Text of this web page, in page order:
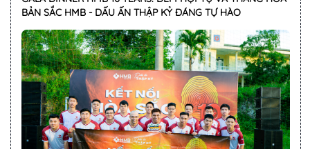
BẢN SẮC HMB - DẤU ẤN THẬP KỶ ĐÁNG TỰ HÀO